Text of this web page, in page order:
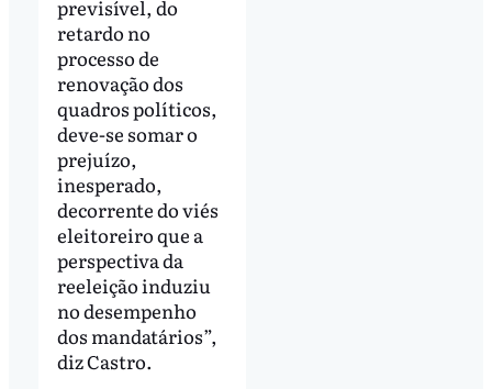
previsível, do
retardo no
processo de
renovação dos
quadros políticos,
deve-se somar o
prejuízo,
inesperado,
decorrente do viés
eleitoreiro que a
perspectiva da
reeleição induziu
no desempenho
dos mandatários”,
diz Castro.